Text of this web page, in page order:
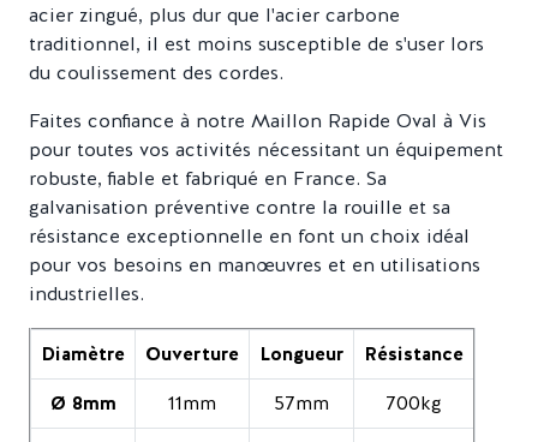
acier zingué, plus dur que l'acier carbone
traditionnel, il est moins susceptible de s'user lors
du coulissement des cordes.
Faites confiance à notre Maillon Rapide Oval à Vis
pour toutes vos activités nécessitant un équipement
robuste, fiable et fabriqué en France. Sa
galvanisation préventive contre la rouille et sa
résistance exceptionnelle en font un choix idéal
pour vos besoins en manœuvres et en utilisations
industrielles.
Diamètre Ouverture Longueur
Résistance
Ø 8mm
11mm 57mm
700kg